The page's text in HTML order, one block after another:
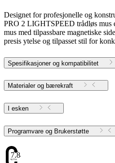
Designet for profesjonelle og
PRO 2 LIGHTSPEED trådløs mus
mus med tilpassbare magnetiske
presis ytelse og tilpasset stil for
Spesifikasjoner og kompatibilitet
Materialer og bærekraft
I esken
Programvare og Brukerstøtte
7.84